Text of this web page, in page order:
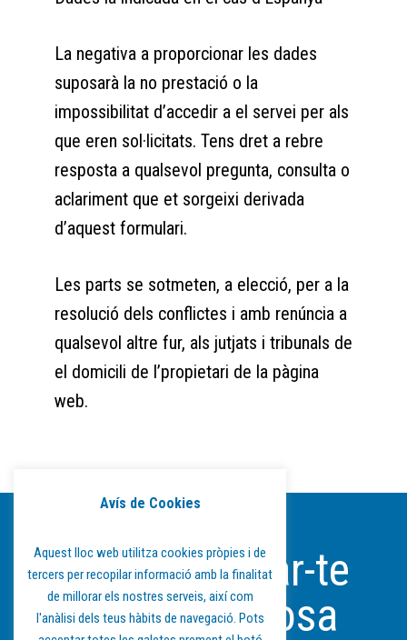
La negativa a proporcionar les dades
suposarà la no prestació o la
impossibilitat d’accedir a el servei per als
que eren sol·licitats. Tens dret a rebre
resposta a qualsevol pregunta, consulta o
aclariment que et sorgeixi derivada
d’aquest formulari.
Les parts se sotmeten, a elecció, per a la
resolució dels conflictes i amb renúncia a
qualsevol altre fur, als jutjats i tribunals de
el domicili de l’propietari de la pàgina
web.
Podem ajudar-te
en alguna cosa
Avís de Cookies
Aquest lloc web utilitza cookies pròpies i de
tercers per recopilar informació amb la finalitat
de millorar els nostres serveis, així com
l'anàlisi dels teus hàbits de navegació. Pots